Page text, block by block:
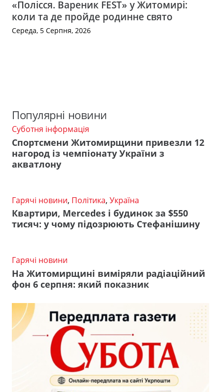
«Полісся. Вареник FEST» у Житомирі:
коли та де пройде родинне свято
Середа, 5 Серпня, 2026
Популярні новини
Суботня інформація
Спортсмени Житомирщини привезли 12
нагород із чемпіонату України з
акватлону
Гарячі новини, Політика, Україна
Квартири, Mercedes і будинок за $550
тисяч: у чому підозрюють Стефанішину
Гарячі новини
На Житомирщині виміряли радіаційний
фон 6 серпня: який показник